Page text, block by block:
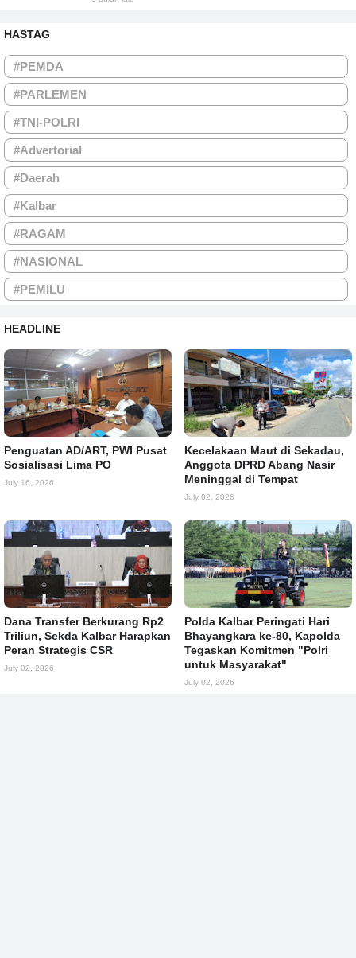
HASTAG
#PEMDA
#PARLEMEN
#TNI-POLRI
#Advertorial
#Daerah
#Kalbar
#RAGAM
#NASIONAL
#PEMILU
HEADLINE
Penguatan AD/ART, PWI Pusat
Sosialisasi Lima PO
July 16, 2026
Kecelakaan Maut di Sekadau,
Anggota DPRD Abang Nasir
Meninggal di Tempat
July 02, 2026
Dana Transfer Berkurang Rp2
Triliun, Sekda Kalbar Harapkan
Peran Strategis CSR
July 02, 2026
Polda Kalbar Peringati Hari
Bhayangkara ke-80, Kapolda
Tegaskan Komitmen "Polri
untuk Masyarakat"
July 02, 2026